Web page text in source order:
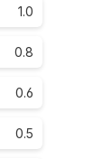
1.0
0.8
0.6
0.5